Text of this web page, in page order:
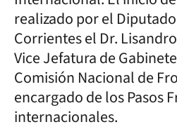
realizado por el
Corrientes el Dr.
Vice Jefatura de
Comisión Nacional de
encargado de los Pasos
internacionales.